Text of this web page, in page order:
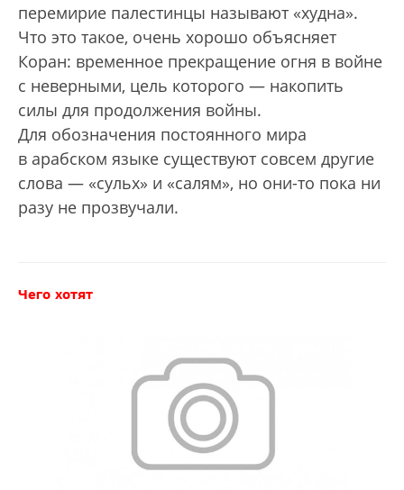
перемирие палестинцы называют «худна».
Что это такое, очень хорошо объясняет
Коран: временное прекращение огня в войне
с неверными, цель которого — накопить
силы для продолжения войны.
Для обозначения постоянного мира
в арабском языке существуют совсем другие
слова — «сульх» и «салям», но они-то пока ни
разу не прозвучали.
Чего хотят